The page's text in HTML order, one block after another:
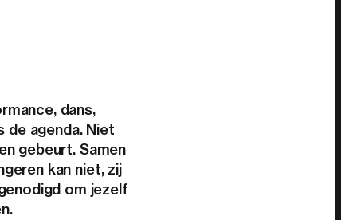
dans,
de agenda. Niet
gebeurt. Samen
kan niet, zij
om jezelf